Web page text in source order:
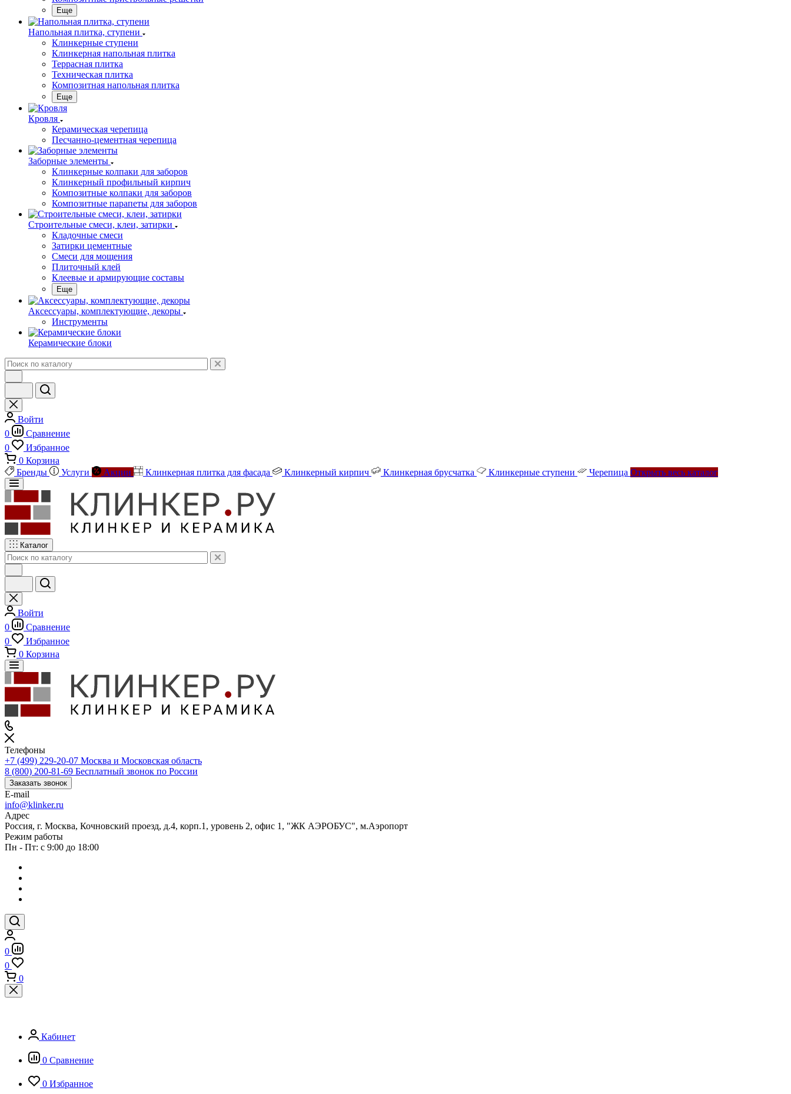
Еще
Напольная плитка, ступени
Клинкерные ступени
Клинкерная напольная плитка
Террасная плитка
Техническая плитка
Композитная напольная плитка
Еще
Кровля
Керамическая черепица
Песчанно-цементная черепица
Заборные элементы
Клинкерные колпаки для заборов
Клинкерный профильный кирпич
Композитные колпаки для заборов
Композитные парапеты для заборов
Строительные смеси, клеи, затирки
Кладочные смеси
Затирки цементные
Смеси для мощения
Плиточный клей
Клеевые и армирующие составы
Еще
Аксессуары, комплектующие, декоры
Инструменты
Керамические блоки
Войти
0
Сравнение
0
Избранное
0 Корзина
Бренды
Услуги Акции Клинкерная плитка для фасада Клинкерный кирпич Клинкерная брусчатка Клинкерные ступени Черепица Открыть весь каталог
Каталог
Войти
0
Сравнение
0
Избранное
0 Корзина
Телефоны
+7 (499) 229-20-07 Москва и Московская область
8 (800) 200-81-69 Бесплатный звонок по России
Заказать звонок
E-mail
info@klinker.ru
Адрес
Россия, г. Москва, Кочновский проезд, д.4, корп.1, уровень 2, офис 1, "ЖК АЭРОБУС", м.Аэропорт
Режим работы
Пн - Пт: с 9:00 до 18:00
0
0
0
Кабинет
0 Сравнение
0 Избранное